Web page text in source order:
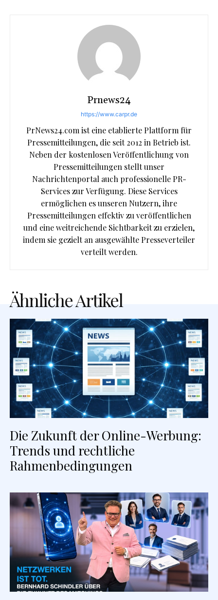
Prnews24
https://www.carpr.de
PrNews24.com ist eine etablierte Plattform für
Pressemitteilungen, die seit 2012 in Betrieb ist.
Neben der kostenlosen Veröffentlichung von
Pressemitteilungen stellt unser
Nachrichtenportal auch professionelle PR-
Services zur Verfügung. Diese Services
ermöglichen es unseren Nutzern, ihre
Pressemitteilungen effektiv zu veröffentlichen
und eine weitreichende Sichtbarkeit zu erzielen,
indem sie gezielt an ausgewählte Presseverteiler
verteilt werden.
Ähnliche Artikel
Die Zukunft der Online-Werbung:
Trends und rechtliche
Rahmenbedingungen